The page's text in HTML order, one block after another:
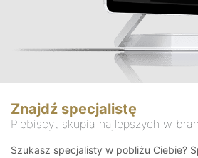
Znajdź specjalistę
Plebiscyt skupia najlepszych w
Szukasz specjalisty w pobliżu Ciebie?